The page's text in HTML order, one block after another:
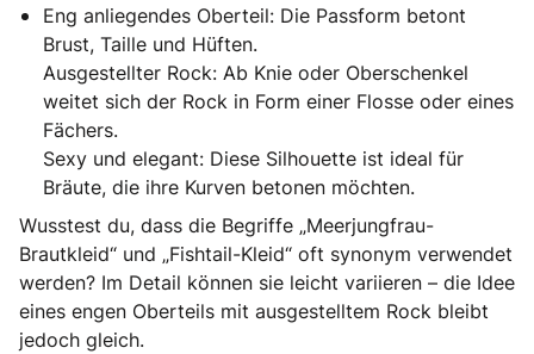
Eng anliegendes Oberteil: Die Passform betont
Brust, Taille und Hüften.
Ausgestellter Rock: Ab Knie oder Oberschenkel
weitet sich der Rock in Form einer Flosse oder eines
Fächers.
Sexy und elegant: Diese Silhouette ist ideal für
Bräute, die ihre Kurven betonen möchten.
Wusstest du, dass die Begriffe „Meerjungfrau-
Brautkleid“ und „Fishtail-Kleid“ oft synonym verwendet
werden? Im Detail können sie leicht variieren – die Idee
eines engen Oberteils mit ausgestelltem Rock bleibt
jedoch gleich.